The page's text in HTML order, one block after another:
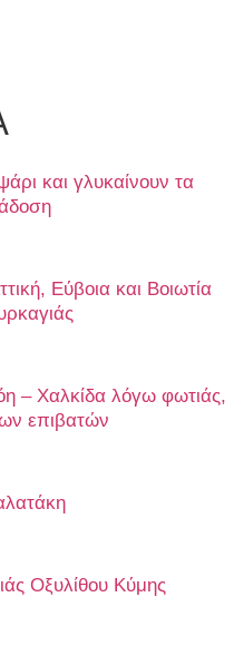
και γλυκαίνουν τα
Εύβοια και Βοιωτία
– Χαλκίδα λόγω φωτιάς,
επιβατών
Οξυλίθου Κύμης